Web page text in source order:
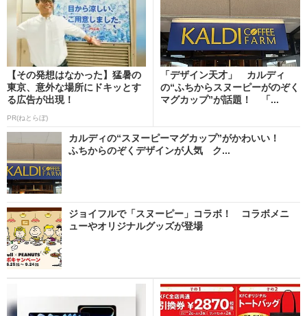
【その発想はなかった】猛暑の
東京、意外な場所にドキッとす
る広告が出現！
PR(ねとらぼ)
「デザイン天才」 カルディ
の“ふちからスヌーピーがのぞく
マグカップ”が話題！ 「...
カルディの“スヌーピーマグカップ”がかわいい！
ふちからのぞくデザインが人気 ク...
ジョイフルで「スヌーピー」コラボ！ コラボメニ
ューやオリジナルグッズが登場